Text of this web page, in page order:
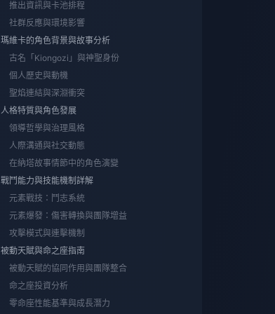
-15%
HK$ 36.62
HK$ 42.97
立即購買 立即購買
推出資訊與卡池排程
社群反應與環境影響
瑪維卡的角色背景與故事分析
古名「Kiongozi」與神聖身份
個人歷史與動機
聖焰連結與深淵衝突
人格特質與角色發展
領導哲學與治理風格
人際溝通與社交動態
在納塔故事情節中的角色演變
戰鬥能力與技能機制詳解
元素戰技：鬥志系統
元素爆發：傷害轉換與團隊增益
攻擊模式與連擊機制
被動天賦與命之座指南
被動天賦的協同作用與團隊整合
命之座投資分析
零命座性能基準與成長潛力